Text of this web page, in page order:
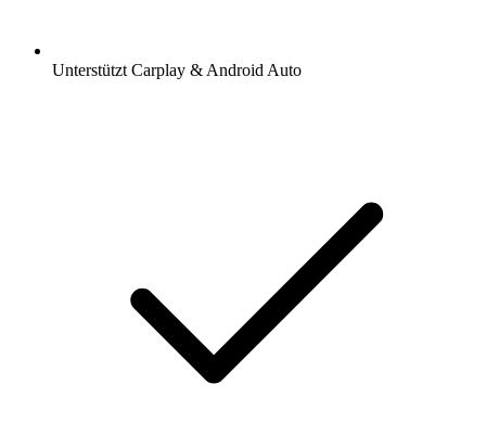
Unterstützt Carplay & Android Auto